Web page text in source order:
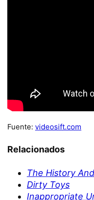
Fuente: videosift.com
Relacionados
The History
Dirty Toys
Inappropriate